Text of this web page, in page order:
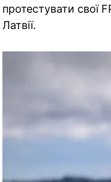
протестувати свої
Латвії.